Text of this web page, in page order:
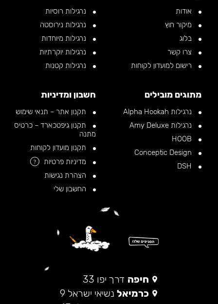
אודות
מיקור חוץ
בלוג
צרו קשר
רישום למועדון לקוחות
נרגילות רוסיות
נרגילות נירוסטה
נרגילות מיוחדות
נרגילות יוקרתיות
נרגילות קטנות
מתוגים מובילים
נרגילות Alpha Hookah
נרגילות Amy Deluxe
חשבון ומדיניות
תקנון אתר – תנאי שימוש
תקנון גיפטכארד – כרטיס
מתנה
תקנון מועדון לקוחות
מדיניות פרטיות
?
הצהרת נגישות
החשבון שלי
חיפה דרך יפו 33
כרמיאל נשיאי ישראל 9